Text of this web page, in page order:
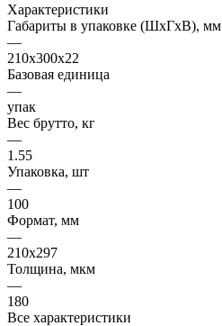
Характеристики
Габариты в упаковке (ШхГхВ), мм
—
210х300х22
Базовая единица
—
упак
Вес брутто, кг
—
1.55
Упаковка, шт
—
100
Формат, мм
—
210х297
Толщина, мкм
—
180
Все характеристики